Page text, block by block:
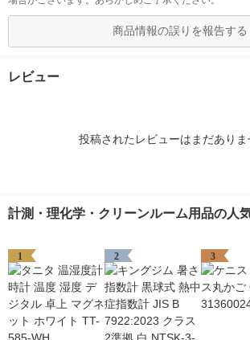
商品情報の誤りを報告する
レビュー
投稿されたレビューはまだありま
計測・理化学・クリーンルーム用品の人
1 2 3